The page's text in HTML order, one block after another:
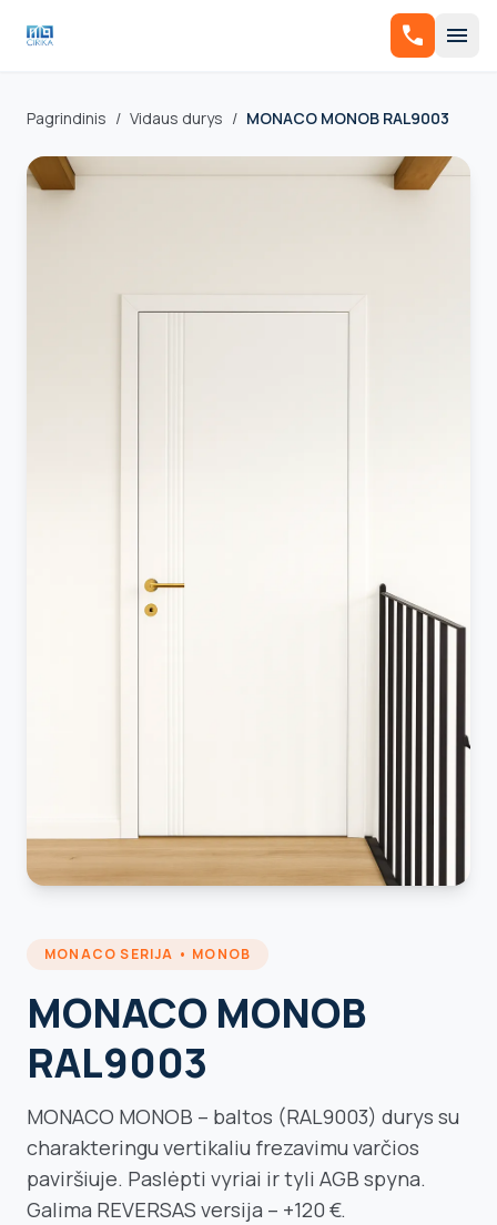
call menu
Pagrindinis / Vidaus durys / MONACO MONOB RAL9003
MONACO SERIJA • MONOB
MONACO MONOB
RAL9003
MONACO MONOB – baltos (RAL9003) durys su
charakteringu vertikaliu frezavimu varčios
paviršiuje. Paslėpti vyriai ir tyli AGB spyna.
Galima REVERSAS versija – +120 €.